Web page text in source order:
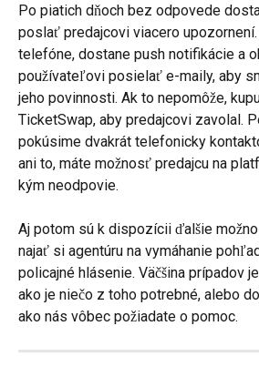
Po piatich dňoch bez odpovede
poslať predajcovi viacero
telefóne, dostane push notifikácie a
používateľovi posielať e-maily, aby
jeho povinnosti. Ak to nepomôže,
TicketSwap, aby predajcovi zavolal.
pokúsime dvakrát telefonicky
ani to, máte možnosť predajcu na
kým neodpovie.
Aj potom sú k dispozícii ďalšie
najať si agentúru na vymáhanie
policajné hlásenie. Väčšina prípadov
ako je niečo z toho potrebné, alebo
ako nás vôbec požiadate o pomoc.